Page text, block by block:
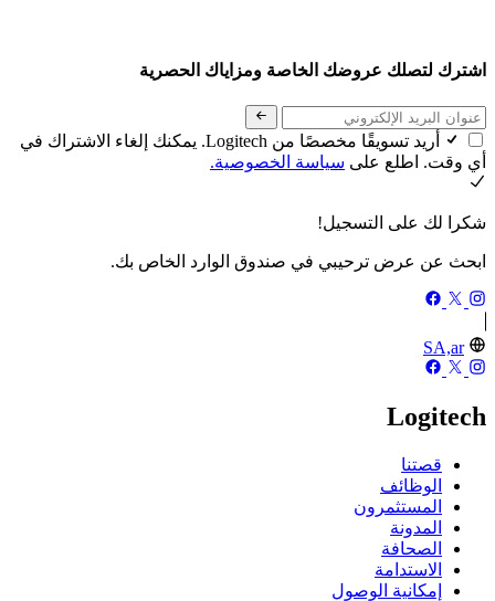
اشترك لتصلك عروضك الخاصة ومزاياك الحصرية
أريد تسويقًا مخصصًا من Logitech. يمكنك إلغاء الاشتراك في
أي وقت. اطلع على سياسة الخصوصية.
شكرا لك على التسجيل!
ابحث عن عرض ترحيبي في صندوق الوارد الخاص بك.
SA,ar
Logitech
قصتنا
الوظائف
المستثمرون
المدونة
الصحافة
الاستدامة
إمكانية الوصول